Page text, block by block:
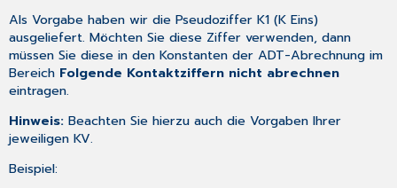
Als Vorgabe haben wir die Pseudoziffer K1 (K Eins)
ausgeliefert. Möchten Sie diese Ziffer verwenden, dann
müssen Sie diese in denKonstanten der ADT-Abrechnung im
Bereich Folgende Kontaktziffern nicht abrechnen
eintragen.
Hinweis:Beachten Sie hierzu auch die Vorgaben Ihrer
jeweiligen KV.
Beispiel: